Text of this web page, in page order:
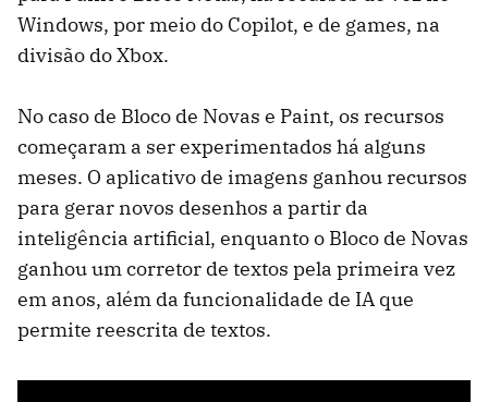
Windows, por meio do Copilot, e de games, na
divisão do Xbox.
No caso de Bloco de Novas e Paint, os recursos
começaram a ser experimentados há alguns
meses. O aplicativo de imagens ganhou recursos
para gerar novos desenhos a partir da
inteligência artificial, enquanto o Bloco de Novas
ganhou um corretor de textos pela primeira vez
em anos, além da funcionalidade de IA que
permite reescrita de textos.